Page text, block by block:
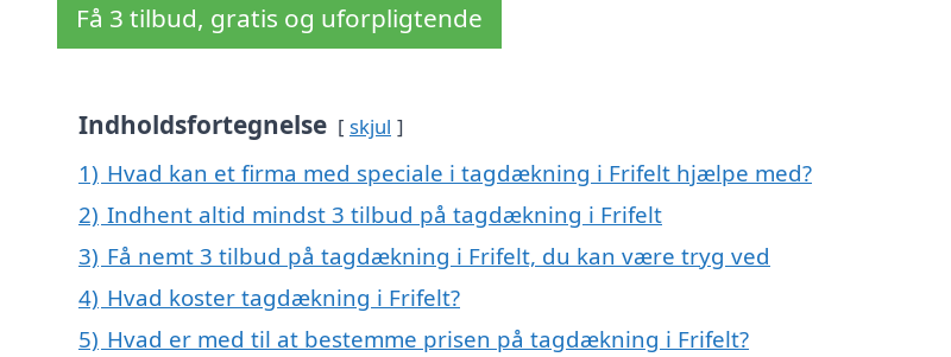
Få 3 tilbud, gratis og uforpligtende
Indholdsfortegnelse skjul
1) Hvad kan et firma med speciale i tagdækning i Frifelt hjælpe med?
2) Indhent altid mindst 3 tilbud på tagdækning i Frifelt
3) Få nemt 3 tilbud på tagdækning i Frifelt, du kan være tryg ved
4) Hvad koster tagdækning i Frifelt?
5) Hvad er med til at bestemme prisen på tagdækning i Frifelt?